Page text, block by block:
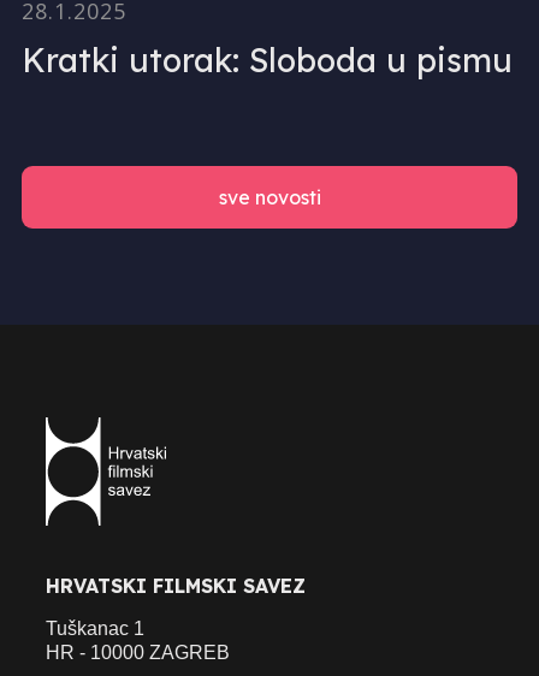
28.1.2025
Kratki utorak: Sloboda u pismu
sve novosti
HRVATSKI FILMSKI SAVEZ
Tuškanac 1
HR - 10000 ZAGREB